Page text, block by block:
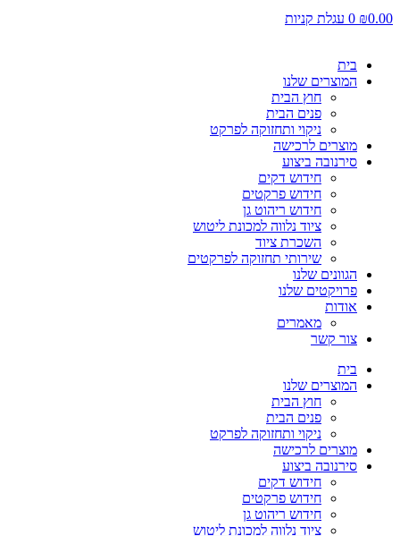
₪0.00
0 עגלת קניות
בית
המוצרים שלנו
חוץ הבית
פנים הבית
ניקוי ותחזוקה לפרקט
מוצרים לרכישה
סירנובה ביצוע
חידוש דקים
חידוש פרקטים
חידוש ריהוט גן
ציוד נלווה למכונת ליטוש
השכרת ציוד
שירותי תחזוקה לפרקטים
הגוונים שלנו
פרויקטים שלנו
אודות
מאמרים
צור קשר
בית
המוצרים שלנו
חוץ הבית
פנים הבית
ניקוי ותחזוקה לפרקט
מוצרים לרכישה
סירנובה ביצוע
חידוש דקים
חידוש פרקטים
חידוש ריהוט גן
ציוד נלווה למכונת ליטוש